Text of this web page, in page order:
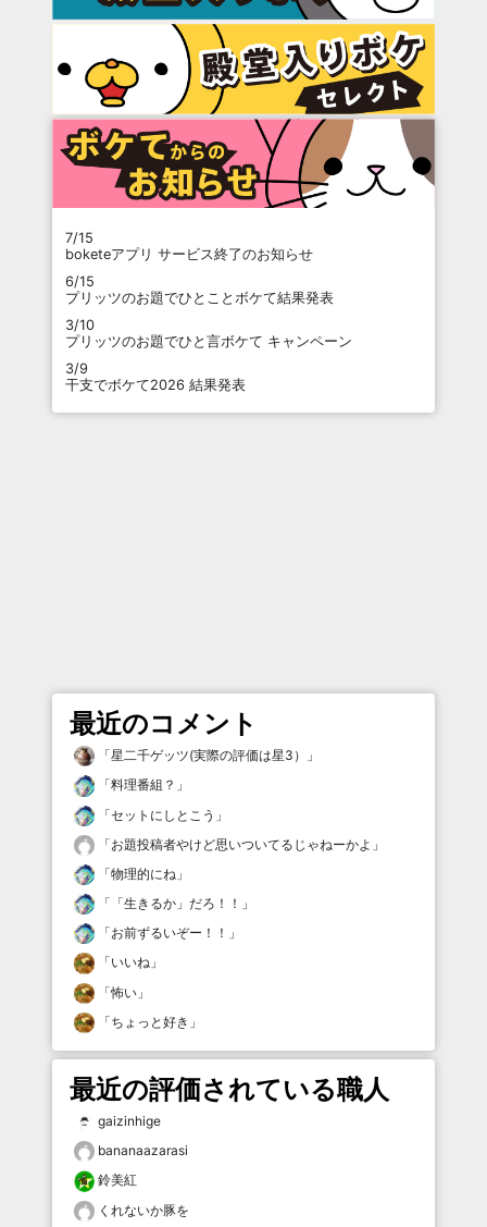
7/15
boketeアプリ サービス終了のお知らせ
6/15
プリッツのお題でひとことボケて結果発表
3/10
プリッツのお題でひと言ボケて キャンペーン
3/9
干支でボケて2026 結果発表
最近のコメント
「星二千ゲッツ(実際の評価は星3）
」
「料理番組？ 」
「セットにしとこう 」
「お題投稿者やけど思いついてるじゃねーかよ 」
「物理的にね 」
「 「生きるか」だろ！！ 」
「お前ずるいぞー！！ 」
「いいね 」
「怖い 」
「ちょっと好き 」
最近の評価されている職人
gaizinhige
bananaazarasi
鈴美紅
くれないか豚を